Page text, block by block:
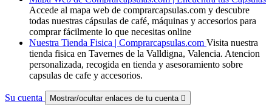
Accede al mapa web de comprarcapsulas.com y descubre
todas nuestras cápsulas de café, máquinas y accesorios para
comprar fácilmente lo que necesitas online
Nuestra Tienda Fisica | Comprarcapsulas.com Visita nuestra
tienda fisica en Tavernes de la Valldigna, Valencia. Atencion
personalizada, recogida en tienda y asesoramiento sobre
capsulas de cafe y accesorios.
Su cuenta Mostrar/ocultar enlaces de tu cuenta 